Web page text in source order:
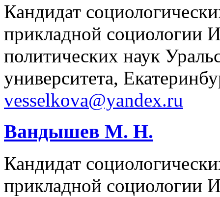
Кандидат
прикладной социологии
политических наук
университета,
vesselkova@yandex.ru
Вандышев М. Н.
Кандидат
прикладной социологии